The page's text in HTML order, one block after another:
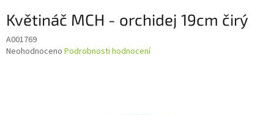
Květináč MCH - orchidej 19cm čirý
A001769
Průměrné
Neohodnoceno Podrobnosti hodnocení